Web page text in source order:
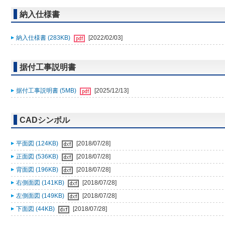
納入仕様書
納入仕様書 (283KB) [2022/02/03]
据付工事説明書
据付工事説明書 (5MB) [2025/12/13]
CADシンボル
平面図 (124KB)
[2018/07/28]
正面図 (536KB)
[2018/07/28]
背面図 (196KB)
[2018/07/28]
右側面図 (141KB)
[2018/07/28]
左側面図 (149KB)
[2018/07/28]
下面図 (44KB)
[2018/07/28]